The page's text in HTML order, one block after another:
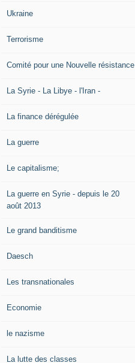
Ukraine
Terrorisme
Comité pour une Nouvelle résistance
La Syrie - La Libye - l'Iran -
La finance dérégulée
La guerre
Le capitalisme;
La guerre en Syrie - depuis le 20
août 2013
Le grand banditisme
Daesch
Les transnationales
Economie
le nazisme
La lutte des classes